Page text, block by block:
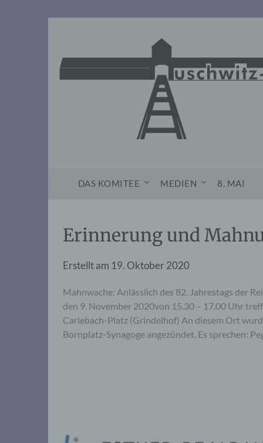
DAS KOMITEE MEDIEN 8. MAI
Erinnerung und
Erstellt am 19. Oktober 2020
Mahnwache: Anlässlich des 82. Jahrestags der
den 9. November 2020von 15.30 – 17.00 Uhr
Carlebach-Platz (Grindelhof) An diesem Ort
Bornplatz-Synagoge angezündet. Es sprechen: